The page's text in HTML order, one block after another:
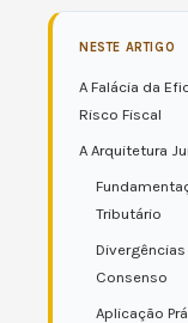
NESTE ARTIGO
A Falácia da
Risco Fiscal
A Arquitetura
Tributário
Consenso
Aplicação